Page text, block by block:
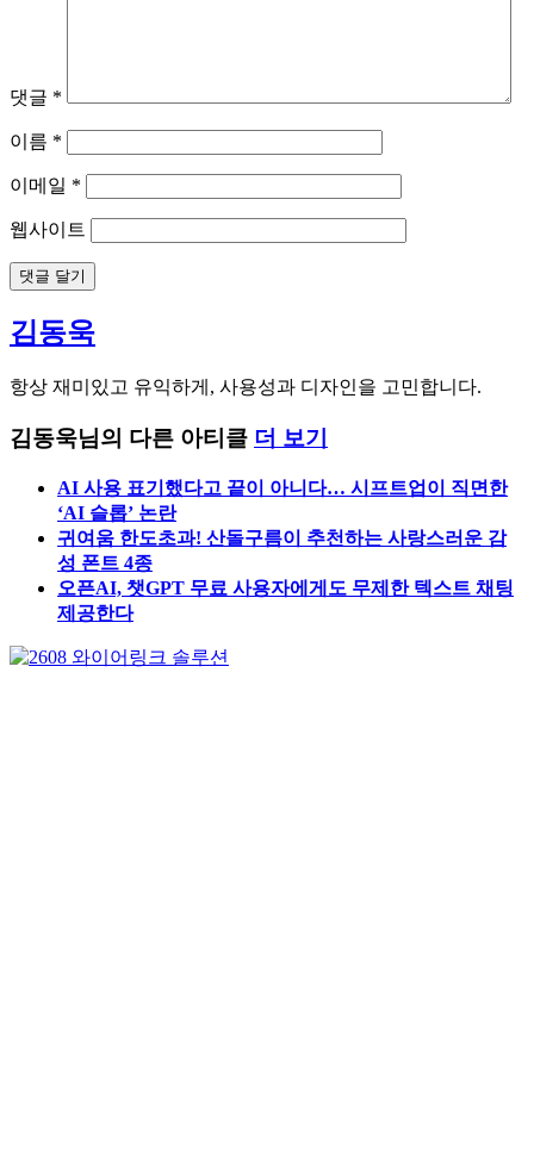
댓글 *
이름 *
이메일 *
웹사이트
김동욱
항상 재미있고 유익하게, 사용성과 디자인을 고민합니다.
김동욱님의 다른 아티클 더 보기
AI 사용 표기했다고 끝이 아니다… 시프트업이 직면한
‘AI 슬롭’ 논란
귀여움 한도초과! 산돌구름이 추천하는 사랑스러운 감
성 폰트 4종
오픈AI, 챗GPT 무료 사용자에게도 무제한 텍스트 채팅
제공한다